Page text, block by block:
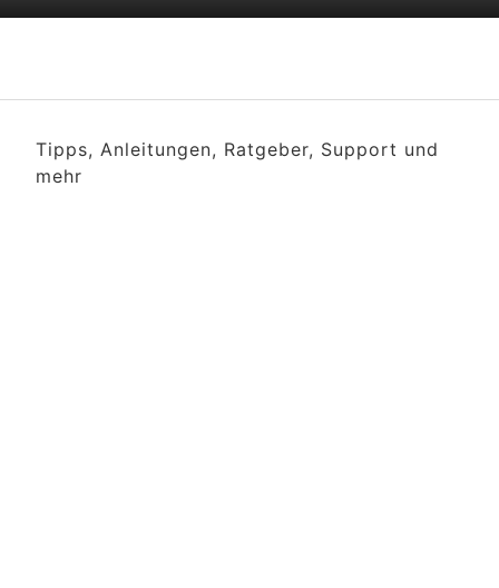
Tipps, Anleitungen, Ratgeber, Support und
mehr